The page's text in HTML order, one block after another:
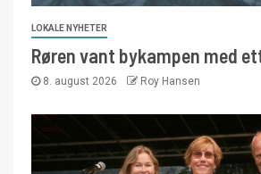
LOKALE NYHETER
Røren vant bykampen med
8. august 2026 Roy Hansen